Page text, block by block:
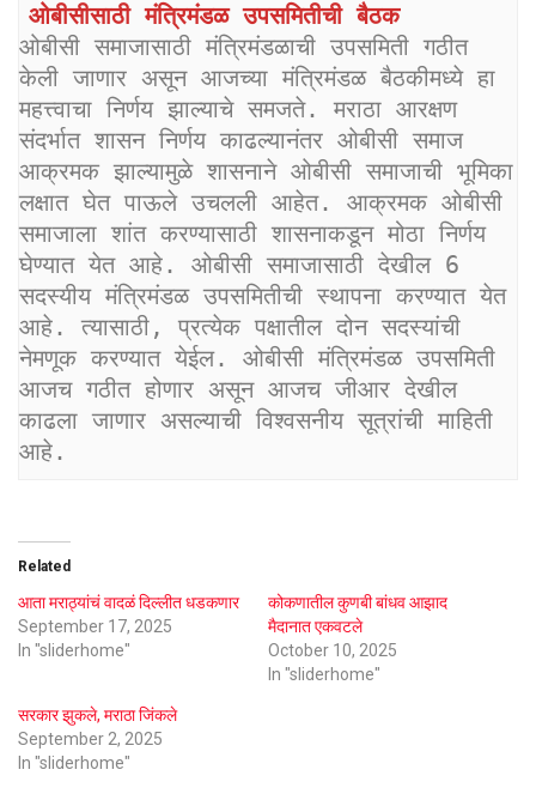
ओबीसीसाठी मंत्रिमंडळ उपसमितीची बैठक
ओबीसी समाजासाठी मंत्रिमंडळाची उपसमिती गठीत
केली जाणार असून आजच्या मंत्रिमंडळ बैठकीमध्ये हा
महत्त्वाचा निर्णय झाल्याचे समजते. मराठा आरक्षण
संदर्भात शासन निर्णय काढल्यानंतर ओबीसी समाज
आक्रमक झाल्यामुळे शासनाने ओबीसी समाजाची भूमिका
लक्षात घेत पाऊले उचलली आहेत. आक्रमक ओबीसी
समाजाला शांत करण्यासाठी शासनाकडून मोठा निर्णय
घेण्यात येत आहे. ओबीसी समाजासाठी देखील 6
सदस्यीय मंत्रिमंडळ उपसमितीची स्थापना करण्यात येत
आहे. त्यासाठी, प्रत्येक पक्षातील दोन सदस्यांची
नेमणूक करण्यात येईल. ओबीसी मंत्रिमंडळ उपसमिती
आजच गठीत होणार असून आजच जीआर देखील
काढला जाणार असल्याची विश्वसनीय सूत्रांची माहिती
आहे.
Related
आता मराठ्यांचं वादळं दिल्लीत धडकणार
September 17, 2025
In "sliderhome"
कोकणातील कुणबी बांधव आझाद
मैदानात एकवटले
October 10, 2025
In "sliderhome"
सरकार झुकले, मराठा जिंकले
September 2, 2025
In "sliderhome"